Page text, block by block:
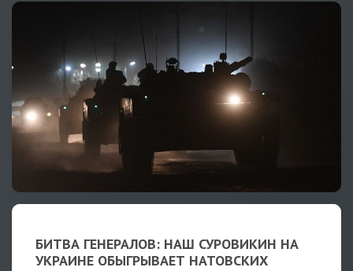
БИТВА ГЕНЕРАЛОВ: НАШ СУРОВИКИН НА
УКРАИНЕ ОБЫГРЫВАЕТ НАТОВСКИХ